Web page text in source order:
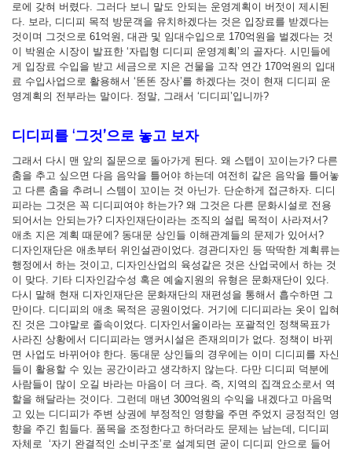
로에 갖혀 버렸다. 그러다 보니 말도 안되는 운영계획이 버젓이 제시된
다. 보라, 디디피 목적 방문객을 유치하겠다는 것은 입장료를 받겠다는
것이며 그것으로 61억원, 대관 및 임대수입으로 170억원을 벌겠다는 것
이 박원순 시장이 발표한 ‘자립형 디디피 운영계획’의 골자다. 시민들에
게 입장료 수입을 받고 세금으로 지은 건물을 고작 연간 170억원의 입대
료 수입사업으로 활용해서 ‘똔똔 장사’를 하겠다는 것이 현재 디디피 운
영계획의 전부라는 말이다. 정말, 그래서 ‘디디피’입니까?
디디피를 ‘그것’으로 놓고 보자
그래서 다시 맨 앞의 질문으로 돌아가게 된다. 왜 스텝이 꼬이는가? 다른
춤을 추고 싶으면 다음 음악을 틀어야 하는데 여전히 같은 음악을 틀어놓
고 다른 춤을 추려니 스템이 꼬이는 것 아닌가. 단순하게 접근하자. 디디
피라는 그것은 꼭 디디피여야 하는가? 왜 그것은 다른 문화시설로 전용
되어서는 안되는가? 디자인재단이라는 조직의 설립 목적이 사라져서?
애초 지은 계획 때문에? 동대문 상인들 이해관계들의 문제가 있어서?
디자인재단은 애초부터 위인설관이었다. 경관디자인 등 딱딱한 계획류는
행정에서 하는 것이고, 디자인산업의 육성같은 것은 산업국에서 하는 것
이 맞다. 기타 디자인감수성 혹은 예술지원의 유형은 문화재단이 있다.
다시 말해 현재 디자인재단은 문화재단의 재편성을 통해서 흡수하면 그
만이다. 디디피의 애초 목적은 공원이었다. 거기에 디디피라는 옷이 입혀
진 것은 그야말로 졸속이었다. 디자인서울이라는 포괄적인 정책목표가
사라진 상황에서 디디피라는 앵커시설은 존재의미가 없다. 정책이 바뀌
면 사업도 바뀌어야 한다. 동대문 상인들의 경우에는 이미 디디피를 자신
들이 활용할 수 있는 공간이라고 생각하지 않는다. 다만 디디피 덕분에
사람들이 많이 오길 바라는 마음이 더 크다. 즉, 지역의 집객요소로서 역
할을 해달라는 것이다. 그런데 매년 300억원의 수익을 내겠다고 마음먹
고 있는 디디피가 주변 상권에 부정적인 영향을 주면 주었지 긍정적인 영
향을 주긴 힘들다. 품목을 조정한다고 하더라도 문제는 남는데, 디디피
자체로 ‘자기 완결적인 소비구조’로 설계되면 굳이 디디피 안으로 들어